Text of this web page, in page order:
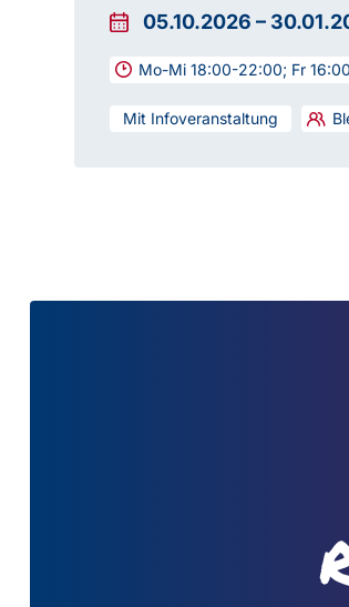
05.10.2026 –
Mo-Mi 18:00-22:00; Fr
Mit Infoveranstaltung